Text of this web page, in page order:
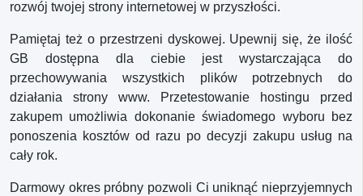
rozwój twojej strony internetowej w przyszłości.
Pamiętaj też o przestrzeni dyskowej. Upewnij się, że ilość
GB dostępna dla ciebie jest wystarczająca do
przechowywania wszystkich plików potrzebnych do
działania strony www. Przetestowanie hostingu przed
zakupem umożliwia dokonanie świadomego wyboru bez
ponoszenia kosztów od razu po decyzji zakupu usług na
cały rok.
Darmowy okres próbny pozwoli Ci uniknąć nieprzyjemnych